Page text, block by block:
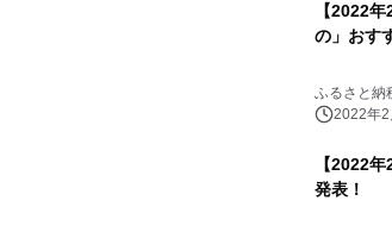
【2022
の」おす
ふるさと納
2022年
【2022
発表！